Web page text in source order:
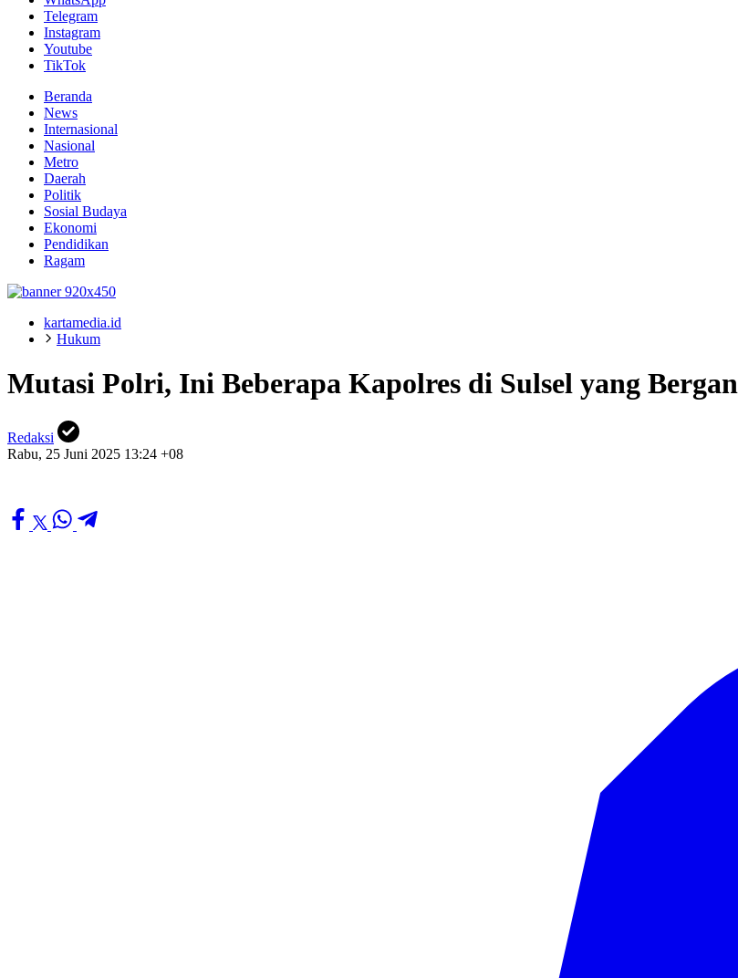
Telegram
Instagram
Youtube
TikTok
Beranda
News
Internasional
Nasional
Metro
Daerah
Politik
Sosial Budaya
Ekonomi
Pendidikan
Ragam
kartamedia.id
Hukum
Mutasi Polri, Ini Beberapa Kapolres di Sulsel yang
Redaksi
Rabu, 25 Juni 2025 13:24 +08